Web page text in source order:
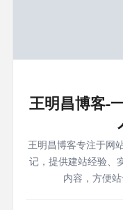
王明昌博客-
王明昌博客专注于网
记，提供建站经验、
内容，方便